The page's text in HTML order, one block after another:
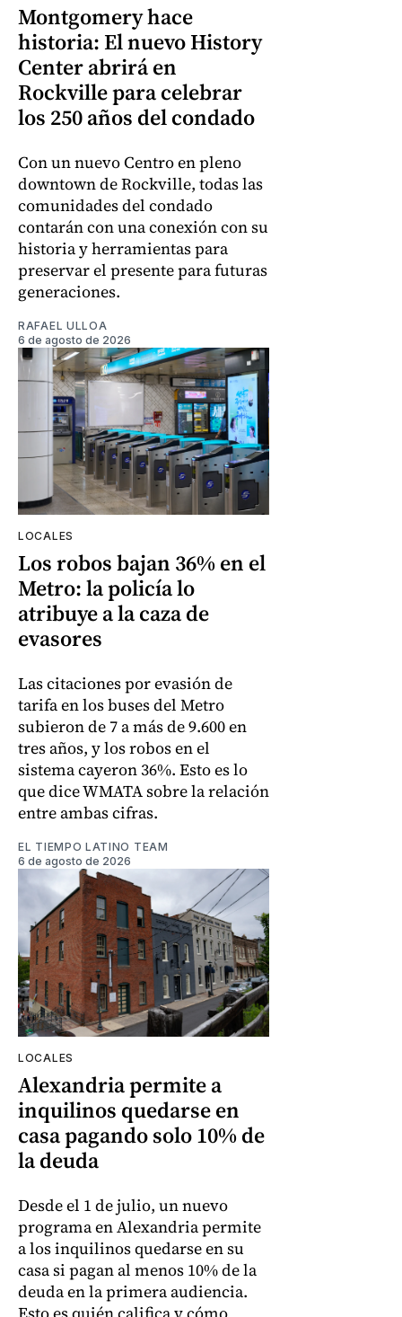
Montgomery hace
historia: El nuevo History
Center abrirá en
Rockville para celebrar
los 250 años del condado
Con un nuevo Centro en pleno
downtown de Rockville, todas las
comunidades del condado
contarán con una conexión con su
historia y herramientas para
preservar el presente para futuras
generaciones.
RAFAEL ULLOA
6 de agosto de 2026
LOCALES
Los robos bajan 36% en el
Metro: la policía lo
atribuye a la caza de
evasores
Las citaciones por evasión de
tarifa en los buses del Metro
subieron de 7 a más de 9.600 en
tres años, y los robos en el
sistema cayeron 36%. Esto es lo
que dice WMATA sobre la relación
entre ambas cifras.
EL TIEMPO LATINO TEAM
6 de agosto de 2026
LOCALES
Alexandria permite a
inquilinos quedarse en
casa pagando solo 10% de
la deuda
Desde el 1 de julio, un nuevo
programa en Alexandria permite
a los inquilinos quedarse en su
casa si pagan al menos 10% de la
deuda en la primera audiencia.